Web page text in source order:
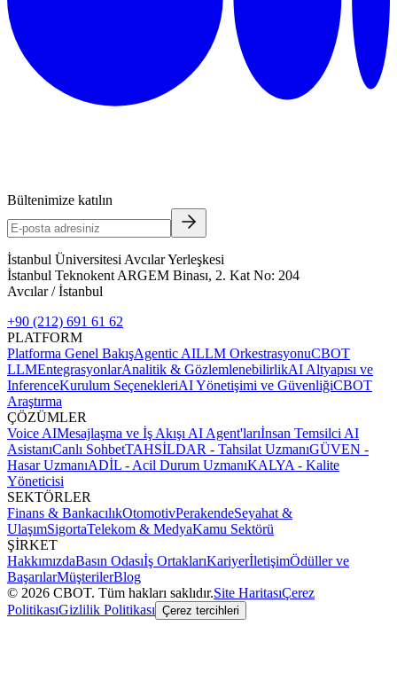
Bültenimize katılın
İstanbul Üniversitesi Avcılar Yerleşkesi
İstanbul Teknokent ARGEM Binası, 2. Kat No: 204
Avcılar / İstanbul
+90 (212) 691 61 62
PLATFORM
Platforma Genel BakışAgentic AILLM OrkestrasyonuCBOT
LLMEntegrasyonlarAnalitik & GözlemlenebilirlikAI Altyapısı ve
InferenceKurulum SeçenekleriAI Yönetişimi ve GüvenliğiCBOT
Araştırma
ÇÖZÜMLER
Voice AIMesajlaşma ve İş Akışı AI Agent'larıİnsan Temsilci AI
AsistanıCanlı SohbetTAHSİLDAR - Tahsilat UzmanıGÜVEN -
Hasar UzmanıADİL - Acil Durum UzmanıKALYA - Kalite
Yöneticisi
SEKTÖRLER
Finans & BankacılıkOtomotivPerakendeSeyahat &
UlaşımSigortaTelekom & MedyaKamu Sektörü
ŞİRKET
HakkımızdaBasın Odasıİş OrtaklarıKariyerİletişimÖdüller ve
BaşarılarMüşterilerBlog
© 2026 CBOT. Tüm hakları saklıdır.Site HaritasıÇerez
PolitikasıGizlilik Politikası Çerez tercihleri